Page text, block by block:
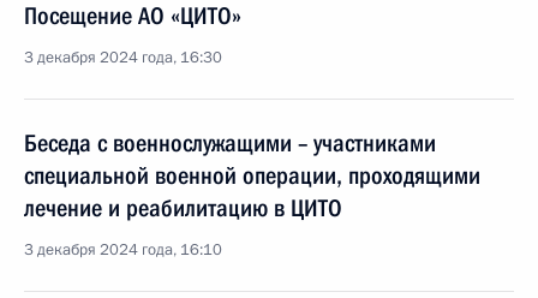
Посещение АО «ЦИТО»
3 декабря 2024 года, 16:30
Беседа с военнослужащими – участниками
специальной военной операции, проходящими
лечение и реабилитацию в ЦИТО
3 декабря 2024 года, 16:10